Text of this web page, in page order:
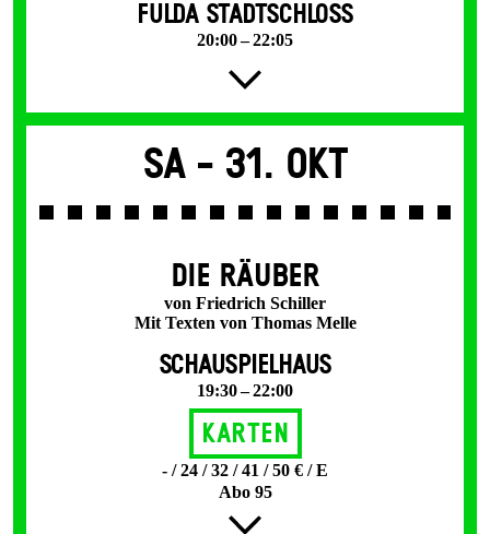
FULDA STADTSCHLOSS
20:00 – 22:05
Sa - 31. Okt
DIE RÄUBER
von Friedrich Schiller
Mit Texten von Thomas Melle
SCHAUSPIELHAUS
19:30 – 22:00
Karten
- / 24 / 32 / 41 / 50 € / E
Abo 95